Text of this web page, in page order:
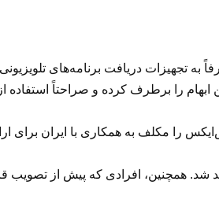
برخی حقوق‌دانان پیش‌تر استدلال کرده بودند که قانون ممنوعیت تجهیزات ماهواره‌ای مصوب ۱۳۷۳ صرفاً به تجهیزات
را برطرف کرده و صراحتاً استفاده از
را مکلف به همکاری با ایران برای
شد. همچنین، افرادی که پیش از تصویب